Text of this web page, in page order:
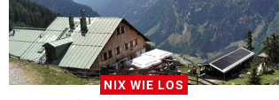
NIX WIE LOS